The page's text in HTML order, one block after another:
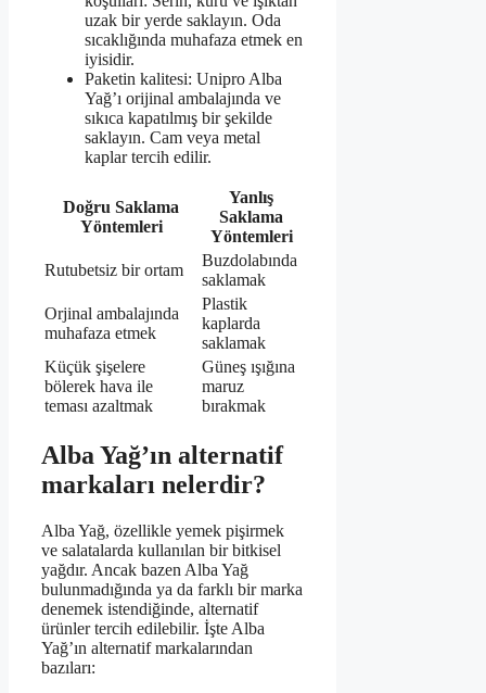
uzak bir yerde saklayın. Oda
sıcaklığında muhafaza etmek en
iyisidir.
Paketin kalitesi: Unipro Alba
Yağ’ı orijinal ambalajında ve
sıkıca kapatılmış bir şekilde
saklayın. Cam veya metal
kaplar tercih edilir.
Doğru Saklama
Yöntemleri
Yanlış
Saklama
Yöntemleri
Rutubetsiz bir ortam
Buzdolabında
saklamak
Orjinal ambalajında
muhafaza etmek
Plastik
kaplarda
saklamak
Küçük şişelere
bölerek hava ile
teması azaltmak
Güneş ışığına
maruz
bırakmak
Alba Yağ’ın alternatif
markaları nelerdir?
Alba Yağ, özellikle yemek pişirmek
ve salatalarda kullanılan bir bitkisel
yağdır. Ancak bazen Alba Yağ
bulunmadığında ya da farklı bir marka
denemek istendiğinde, alternatif
ürünler tercih edilebilir. İşte Alba
Yağ’ın alternatif markalarından
bazıları: